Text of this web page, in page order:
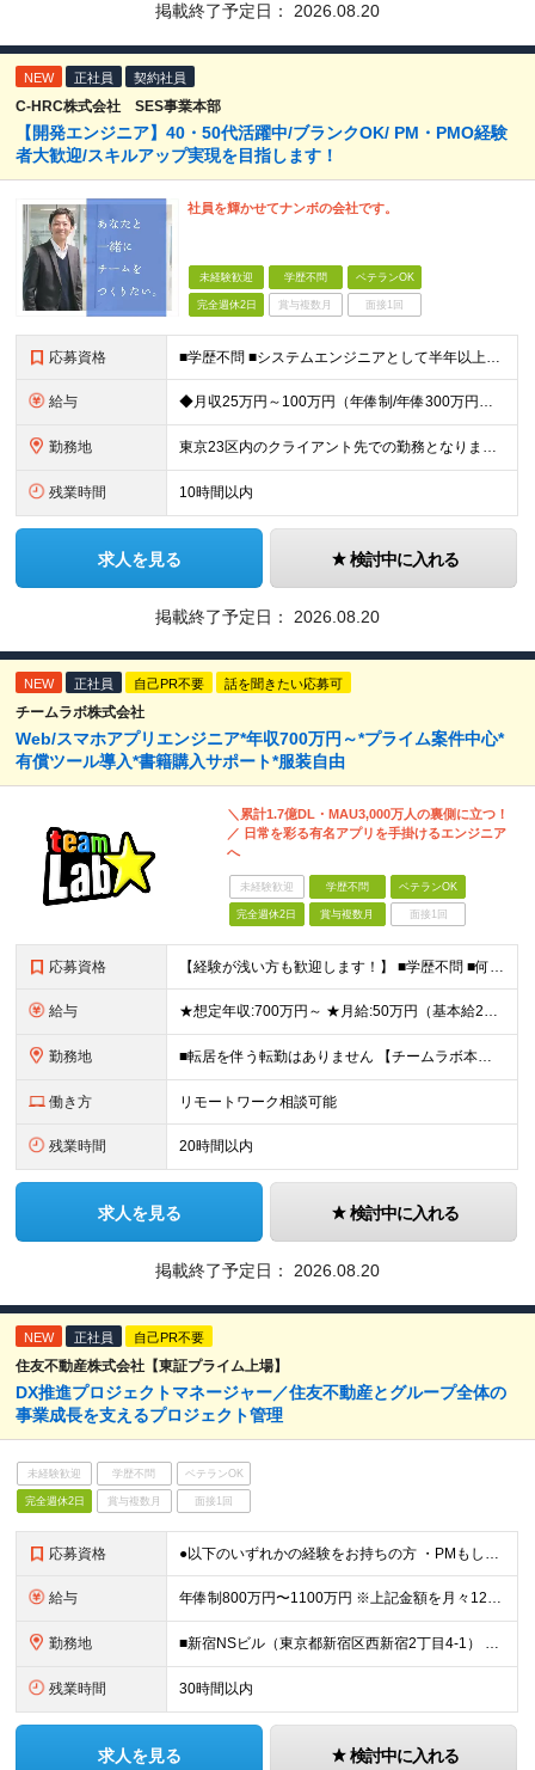
掲載終了予定日： 2026.08.20
NEW 正社員 契約社員
C-HRC株式会社 SES事業本部
【開発エンジニア】40・50代活躍中/ブランクOK/ PM・PMO経験
者大歓迎/スキルアップ実現を目指します！
社員を輝かせてナンボの会社です。
未経験歓迎 学歴不問 ベテランOK
完全週休2日 賞与複数月 面接1回
応募資格 ■学歴不問 ■システムエンジニアとして半年以上のご経験をお持ちの方（言語問わず） ※IT未経験の方も応募可能です。 【例えばこのような方におススメ！】 ◇上流工程を目指したい方 ◇セキュリティ分野に
給与 ◆月収25万円～100万円（年俸制/年俸300万円～1200万円）＋業績・季節手当 ※年俸は、12分割です。 ※前職給与や経験・スキルなどを考慮し加給・優遇します。 ※各種手当込み、交通費および残業
勤務地 東京23区内のクライアント先での勤務となります。 ※経験やスキル、通勤時間などの希望を考慮のうえ、勤務地を決定します ≪本社≫ 【本社】 東京都品川区東品川4-12-8 品川シーサイドイーストタワー
残業時間 10時間以内
求人を見る 検討中に入れる
掲載終了予定日： 2026.08.20
NEW 正社員 自己PR不要 話を聞きたい応募可
チームラボ株式会社
Web/スマホアプリエンジニア*年収700万円～*プライム案件中心*
有償ツール導入*書籍購入サポート*服装自由
＼累計1.7億DL・MAU3,000万人の裏側に立つ！
／ 日常を彩る有名アプリを手掛けるエンジニア
へ
未経験歓迎 学歴不問 ベテランOK
完全週休2日 賞与複数月 面接1回
応募資格 【経験が浅い方も歓迎します！】 ■学歴不問 ■何らかのプログラミング言語を用いた開発実務経験3年以上(言語不問) ＼こんな方に向いています／ ・有名アプリや数千万規模のサービス開発に携わりたい方 ・
給与 ★想定年収:700万円～ ★月給:50万円（基本給22万円〜＋諸手当21万円1250円～） ※上記に固定残業代（68,750円/月40時間分）を含む。超過分は別途支給 ※試用期間3ヵ月あり。期間中の
勤務地 ■転居を伴う転勤はありません 【チームラボ本社】 東京都千代田区神田小川町2-12 小川町進興ビル チームラボ本社他、会社が指定する場所 ※原則出社ですが、合理的な理由がある場合はリモート(在宅勤
働き方 リモートワーク相談可能
残業時間 20時間以内
求人を見る 検討中に入れる
掲載終了予定日： 2026.08.20
NEW 正社員 自己PR不要
住友不動産株式会社【東証プライム上場】
DX推進プロジェクトマネージャー／住友不動産とグループ全体の
事業成⻑を⽀えるプロジェクト管理
未経験歓迎 学歴不問 ベテランOK
完全週休2日 賞与複数月 面接1回
応募資格 ●以下のいずれかの経験をお持ちの方 ・PMもしくはPLの経験 ・データベースを⽤いたシステムの設計、開発 ・基幹業務システムの設計、開発、運⽤経験 ≪開発環境≫ ●C#、VB.NET、ASP.NET
給与 年俸制800万円〜1100万円 ※上記金額を月々12分割支給 ※前職年収、経験、実績を幅広く考慮して決定します。 ※上記年俸には固定残業代（月額約40時間分／15万8千円～）が含まれます。残業がない場
勤務地 ■新宿NSビル（東京都新宿区西新宿2丁目4-1） ※(変更の範囲)当社の管轄する全ての事業所の範囲において、勤務地の変更を命ずることがあります（転居を伴うものを含む。ただし配属先のDX推進部は東京に
残業時間 30時間以内
求人を見る 検討中に入れる